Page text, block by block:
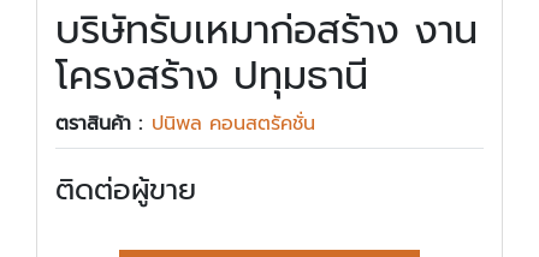
บริษัทรับเหมาก่อสร้าง งาน
โครงสร้าง ปทุมธานี
ตราสินค้า : ปนิพล คอนสตรัคชั่น
ติดต่อผู้ขาย